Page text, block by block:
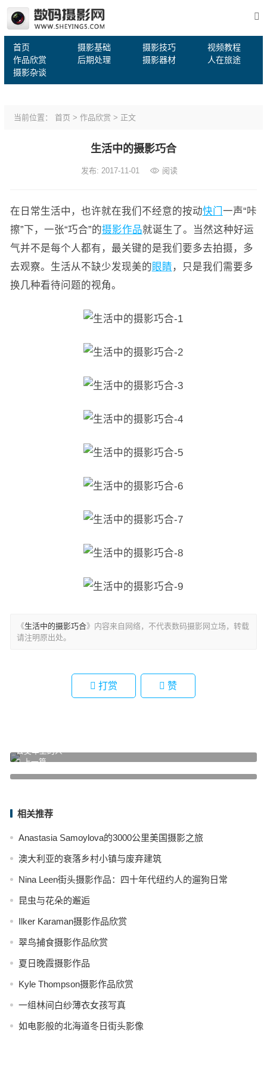
首页 摄影基础 摄影技巧
视频教程
作品欣赏
后期处理 摄影器材
人在旅途
摄影杂谈
当前位置： 首页 > 作品欣赏 > 正文
生活中的摄影巧合
发布: 2017-11-01 阅读
在日常生活中，也许就在我们不经意的按动快门一声“咔
擦”下，一张“巧合”的摄影作品就诞生了。当然这种好运
气并不是每个人都有，最关键的是我们要多去拍摄，多
去观察。生活从不缺少发现美的眼睛 ，只是我们需要多
换几种看待问题的视角。
《生活中的摄影巧合》内容来自网络，不代表数码摄影网立场，转载
请注明原出处。
打赏 赞
上一篇
公交车上的人
相关推荐
Anastasia Samoylova的3000公里美国摄影之旅
澳大利亚的衰落乡村小镇与废弃建筑
Nina Leen街头摄影作品：四十年代纽约人的遛狗日常
昆虫与花朵的邂逅
Ilker Karaman摄影作品欣赏
翠鸟捕食摄影作品欣赏
夏日晚霞摄影作品
Kyle Thompson摄影作品欣赏
一组林间白纱薄衣女孩写真
如电影般的北海道冬日街头影像